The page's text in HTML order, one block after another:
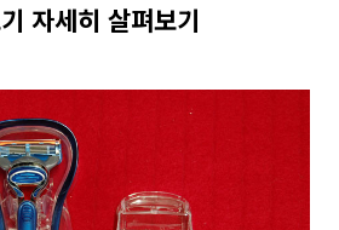
자세히 살펴보기